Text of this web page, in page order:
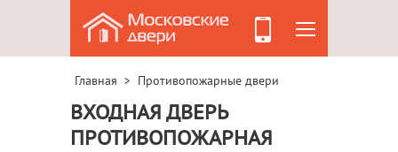
Главная > Противопожарные двери
ВХОДНАЯ ДВЕРЬ
ПРОТИВОПОЖАРНАЯ